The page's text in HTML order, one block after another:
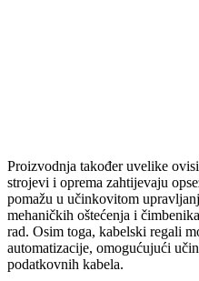
Proizvodnja također uvelike
strojevi i oprema zahtijevaju
pomažu u učinkovitom
mehaničkih oštećenja i
rad. Osim toga, kabelski regali
automatizacije, omogućujući
podatkovnih kabela.